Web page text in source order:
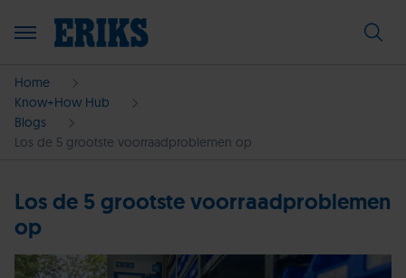
Home
Know+How Hub
Blogs
Los de 5 grootste voorraadproblemen op
Los de 5 grootste voorraadproblemen
op